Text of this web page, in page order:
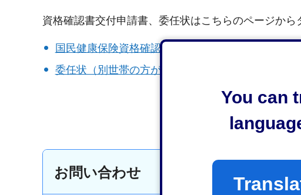
You can
資格確認書交付申請書、委任状はこちらのページから
国民健康保険資格確認書交付申請書（PDF：182KB
委任状（別世帯の方が届け出る場合）（PDF：93KB
お問い合わせ